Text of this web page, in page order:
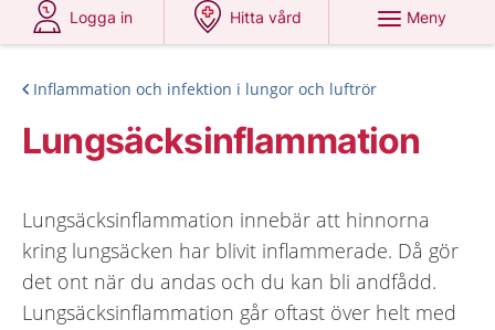
Logga in
Hitta vård
Meny
Inflammation och infektion i lungor och luftrör
Lungsäcksinflammation
Lungsäcksinflammation innebär att hinnorna
kring lungsäcken har blivit inflammerade. Då gör
det ont när du andas och du kan bli andfådd.
Lungsäcksinflammation går oftast över helt med